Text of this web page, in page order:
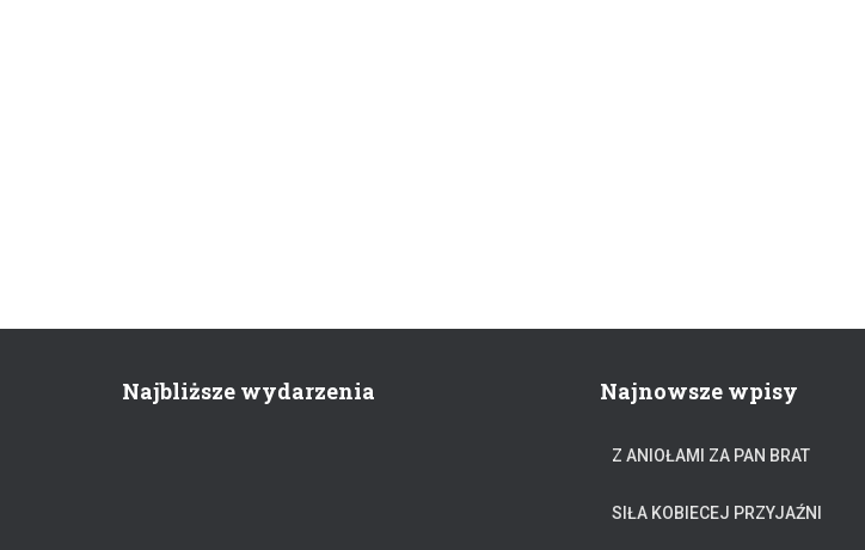
Najbliższe wydarzenia Najnowsze wpisy
Z ANIOŁAMI ZA PAN BRAT
SIŁA KOBIECEJ PRZYJAŹNI